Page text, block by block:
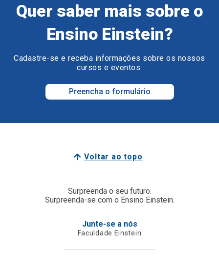
Quer saber mais sobre o
Ensino Einstein?
Cadastre-se e receba informações sobre os nossos
cursos e eventos.
Preencha o formulário
Voltar ao topo
Surpreenda o seu futuro.
Surpreenda-se com o Ensino Einstein.
Junte-se a nós
Faculdade Einstein